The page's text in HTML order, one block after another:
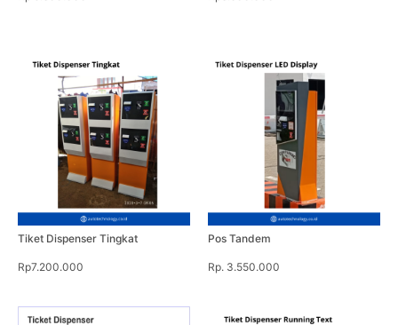
Tiket Dispenser Tingkat
Rp7.200.000
Pos Tandem
Rp. 3.550.000